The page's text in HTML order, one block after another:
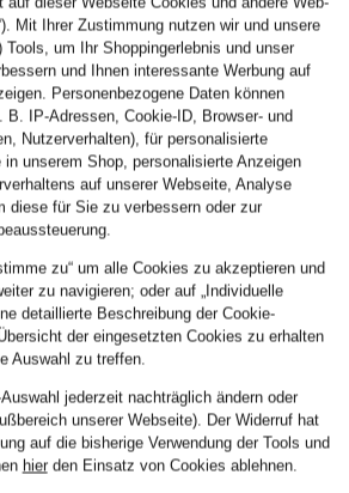
Mit Ihrer Zustimmung nutzen wir und unsere
Tools, um Ihr Shoppingerlebnis und unser
und Ihnen interessante Werbung auf
Personenbezogene Daten können
B. IP-Adressen, Cookie-ID, Browser- und
Nutzerverhalten), für personalisierte
unserem Shop, personalisierte Anzeigen
auf unserer Webseite, Analyse
diese für Sie zu verbessern oder zur
zu“ um alle Cookies zu akzeptieren und
zu navigieren; oder auf „Individuelle
detaillierte Beschreibung der Cookie-
der eingesetzten Cookies zu erhalten
Auswahl zu treffen.
jederzeit nachträglich ändern oder
unserer Webseite). Der Widerruf hat
auf die bisherige Verwendung der Tools und
hierden Einsatz von Cookies ablehnen.